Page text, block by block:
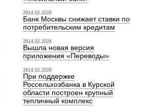
2914.02.2026
Банк Москвы снижает ставки по
потребительским кредитам
2814.02.2026
Вышла новая версия
приложения «Переводы»
2814.02.2026
При поддержке
Россельхозбанка в Курской
области построен крупный
тепличный комплекс